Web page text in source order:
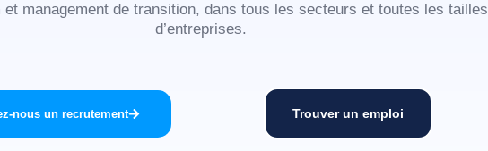
et management de transition, dans tous les secteurs et toutes les tailles
d’entreprises.
nous un recrutement Trouver un emploi